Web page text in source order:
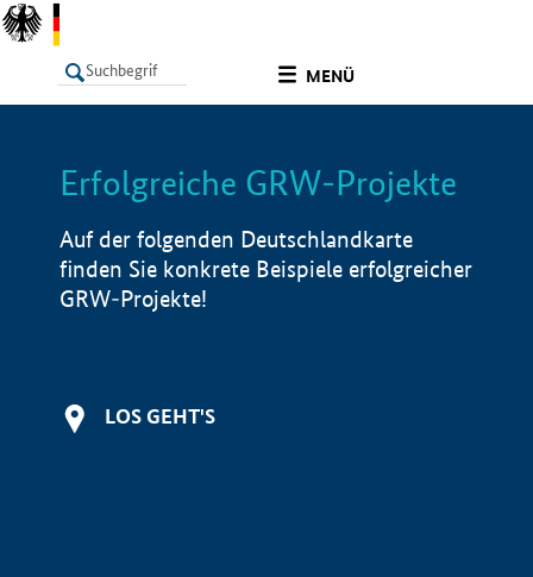
MENÜ
LISTE Info
Erfolgreiche GRW-Projekte
Auf der folgenden Deutschlandkarte
finden Sie konkrete Beispiele erfolgreicher
GRW-Projekte!
LOS GEHT'S